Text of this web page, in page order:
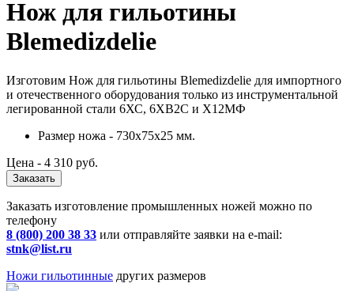
Нож для гильотины
Blemedizdelie
Изготовим Нож для гильотины Blemedizdelie для импортного
и отечественного оборудования только из инструментальной
легированной стали 6ХС, 6ХВ2С и Х12МФ
Размер ножа - 730х75х25 мм.
Цена - 4 310 руб.
Заказать
Заказать изготовление промышленных ножей можно по
телефону
8 (800) 200 38 33 или отправляйте заявки на e-mail:
stnk@list.ru
Ножи гильотинные других размеров